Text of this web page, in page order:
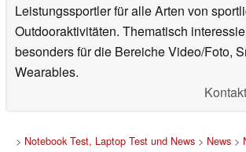
Leistungssportler für alle Arten von
Outdooraktivitäten. Thematisch
besonders für die Bereiche Video/Foto,
Wearables.
> Notebook Test, Laptop Test und News> News>